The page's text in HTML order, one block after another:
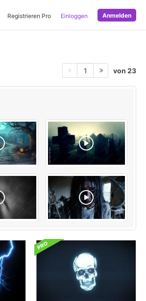
Registrieren Pro Einloggen Anmelden
1 von 23